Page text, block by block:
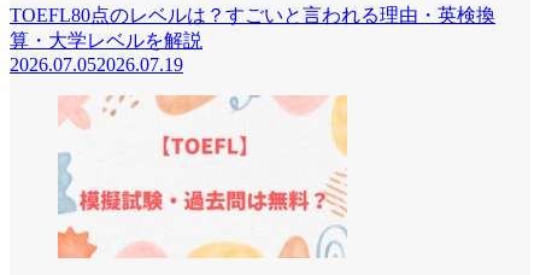
TOEFL80点のレベルは？すごいと言われる理由・英検換
算・大学レベルを解説
2026.07.052026.07.19